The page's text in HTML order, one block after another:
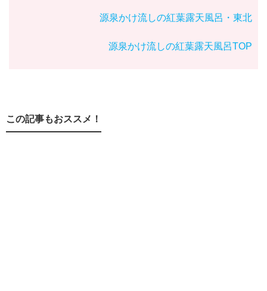
源泉かけ流しの紅葉露天風呂・東北
源泉かけ流しの紅葉露天風呂TOP
この記事もおススメ！